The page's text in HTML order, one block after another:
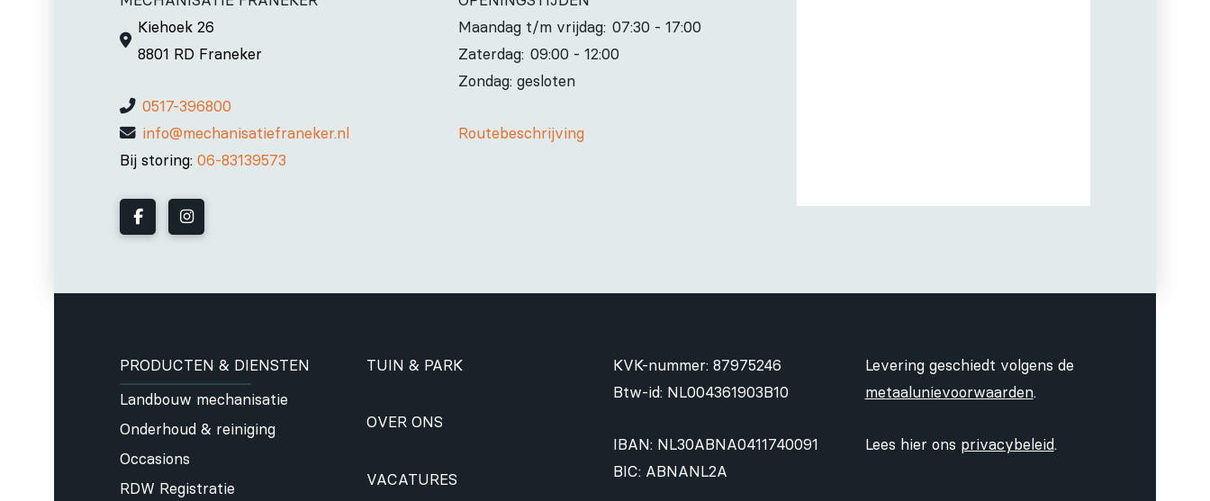
Kiehoek 26
8801 RD Franeker
0517-396800
info@mechanisatiefraneker.nl
Bij storing:06-83139573
Maandag t/m vrijdag: 07:30 - 17:00
Zaterdag: 09:00 - 12:00
Zondag: gesloten
Routebeschrijving
PRODUCTEN & DIENSTEN
Landbouw mechanisatie
Onderhoud & reiniging
Occasions
RDW Registratie
TUIN & PARK
OVER ONS
VACATURES
KVK-nummer: 87975246
Btw-id: NL004361903B10
IBAN: NL30ABNA0411740091
BIC: ABNANL2A
Levering geschiedt volgens de
metaalunievoorwaarden.
Lees hier ons privacybeleid.